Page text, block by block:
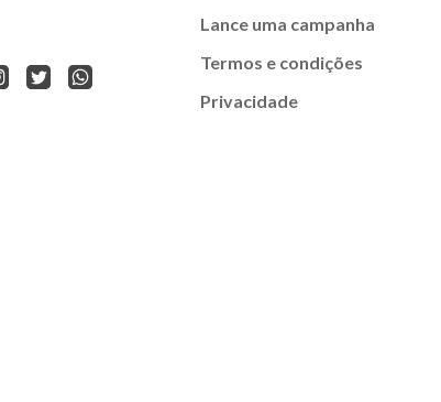
Lance uma campanha
Termos e condições
Privacidade